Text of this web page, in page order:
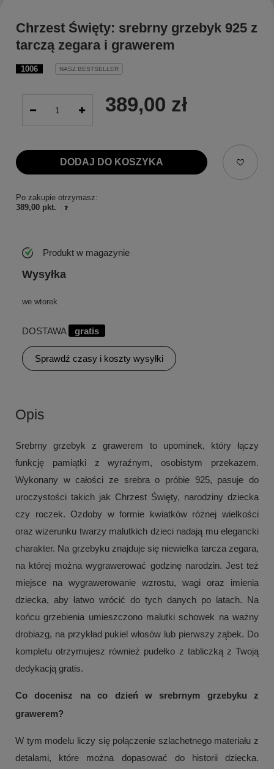
1006 NASZ BESTSELLER
Chrzest Święty: srebrny grzebyk 925 z
tarczą zegara i grawerem
389,00 zł
DODAJ DO KOSZYKA
Po zakupie otrzymasz:
389,00 pkt.
Produkt w magazynie
Wysyłka
we wtorek
DOSTAWA gratis
Sprawdź czasy i koszty wysyłki
Opis
Srebrny grzebyk z grawerem to upominek, który łączy
funkcję pamiątki z wyraźnym, osobistym przekazem.
Wykonany w całości ze srebra o próbie 925, pasuje do
uroczystości takich jak Chrzest Święty, narodziny dziecka
czy roczek. Ozdoby w formie kwiatków różnej wielkości
oraz wizerunku twarzy malutkich dzieci nadają mu elegancki
charakter. Na grzebyku znajduje się niewielka tarcza zegara,
na której można wygrawerować godzinę narodzin. Jest też
miejsce na wygrawerowanie wzrostu, wagi oraz imienia
dziecka, aby łatwo wrócić do tych danych po latach. Na
końcu grzebienia umieszczono malutki schowek na ważny
drobiazg, na przykład pukiel włosów lub pierwszy ząbek. Do
kompletu otrzymujesz również pudełko z tabliczką z Twoją
dedykacją gratis.
Co docenisz na co dzień w srebrnym grzebyku z
grawerem?
W tym modelu liczy się połączenie szlachetnego materiału z
detalami, które można dopasować do historii dziecka.